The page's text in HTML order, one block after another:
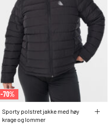
-70%
Sporty polstret jakke med høy
krage og lommer